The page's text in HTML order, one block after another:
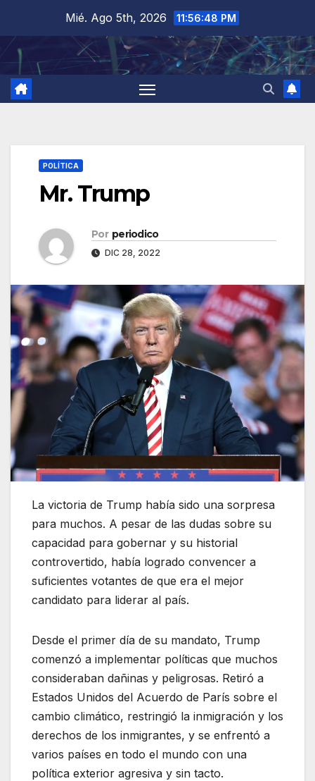
contenido
Mié. Ago 5th, 2026 11:56:49 PM
POLÍTICA
Mr. Trump
Por periodico
DIC 28, 2022
La victoria de Trump había sido una sorpresa
para muchos. A pesar de las dudas sobre su
capacidad para gobernar y su historial
controvertido, había logrado convencer a
suficientes votantes de que era el mejor
candidato para liderar al país.
Desde el primer día de su mandato, Trump
comenzó a implementar políticas que muchos
consideraban dañinas y peligrosas. Retiró a
Estados Unidos del Acuerdo de París sobre el
cambio climático, restringió la inmigración y los
derechos de los inmigrantes, y se enfrentó a
varios países en todo el mundo con una
política exterior agresiva y sin tacto.